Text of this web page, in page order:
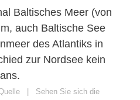
Baltisches Meer (von
auch Baltische See
des Atlantiks in
zur Nordsee kein
| Sehen Sie sich die